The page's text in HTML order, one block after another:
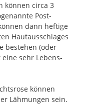
können circa 3
Post-
dann heftige
Hautausschlages
bestehen (oder
sehr Lebens-
können
Lähmungen sein.